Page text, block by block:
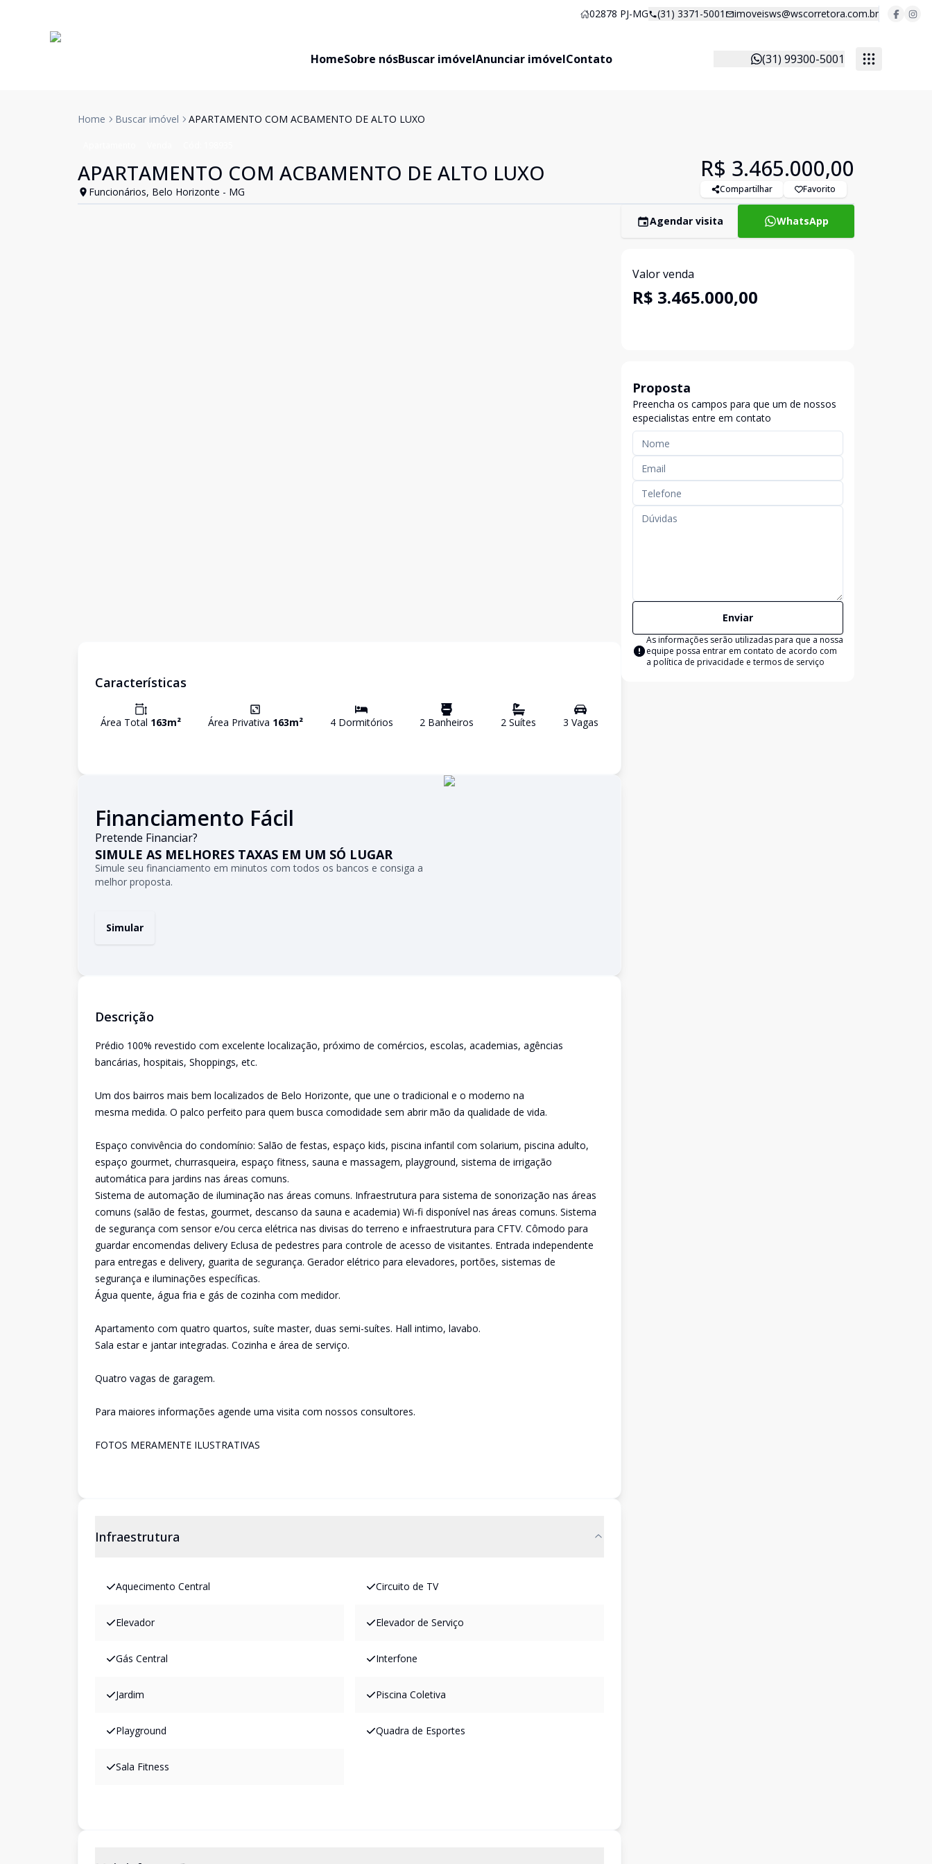
02878 PJ-MG (31) 3371-5001 imoveisws@wscorretora.com.br
HomeSobre nósBuscar imóvelAnunciar imóvelContato (31) 99300-5001
Home Buscar imóvel APARTAMENTO COM ACBAMENTO DE ALTO LUXO
APARTAMENTO COM ACBAMENTO DE ALTO LUXO
Funcionários, Belo Horizonte - MG
R$ 3.465.000,00
Compartilhar Favorito
Características
Área Total 163m² Área Privativa 163m² 4Dormitórios 2 Banheiros 2 Suítes 3 Vagas
Financiamento Fácil
Pretende Financiar?
SIMULE AS MELHORES TAXAS EM UM SÓ LUGAR
Simule seu financiamento em minutos com todos os bancos e consiga a
melhor proposta.
Simular
Descrição
Prédio 100% revestido com excelente localização, próximo de comércios, escolas, academias, agências
bancárias, hospitais, Shoppings, etc.
Um dos bairros mais bem localizados de Belo Horizonte, que une o tradicional e o moderno na
mesma medida. O palco perfeito para quem busca comodidade sem abrir mão da qualidade de vida.
Espaço convivência do condomínio: Salão de festas, espaço kids, piscina infantil com solarium, piscina adulto,
espaço gourmet, churrasqueira, espaço fitness, sauna e massagem, playground, sistema de irrigação
automática para jardins nas áreas comuns.
Sistema de automação de iluminação nas áreas comuns. Infraestrutura para sistema de sonorização nas áreas
comuns (salão de festas, gourmet, descanso da sauna e academia) Wi-fi disponível nas áreas comuns. Sistema
de segurança com sensor e/ou cerca elétrica nas divisas do terreno e infraestrutura para CFTV. Cômodo para
guardar encomendas delivery Eclusa de pedestres para controle de acesso de visitantes. Entrada independente
para entregas e delivery, guarita de segurança. Gerador elétrico para elevadores, portões, sistemas de
segurança e iluminações específicas.
Água quente, água fria e gás de cozinha com medidor.
Apartamento com quatro quartos, suíte master, duas semi-suítes. Hall intimo, lavabo.
Sala estar e jantar integradas. Cozinha e área de serviço.
Quatro vagas de garagem.
Para maiores informações agende uma visita com nossos consultores.
FOTOS MERAMENTE ILUSTRATIVAS
Infraestrutura
Aquecimento Central Circuito de TV
Elevador Elevador de Serviço
Gás Central Interfone
Jardim Piscina Coletiva
Playground Quadra de Esportes
Sala Fitness
Agendar visita WhatsApp
Valor venda
R$ 3.465.000,00
Proposta
Preencha os campos para que um de nossos
especialistas entre em contato
Enviar
As informações serão utilizadas para que a nossa
equipe possa entrar em contato de acordo com
a política de privacidade e termos de serviço